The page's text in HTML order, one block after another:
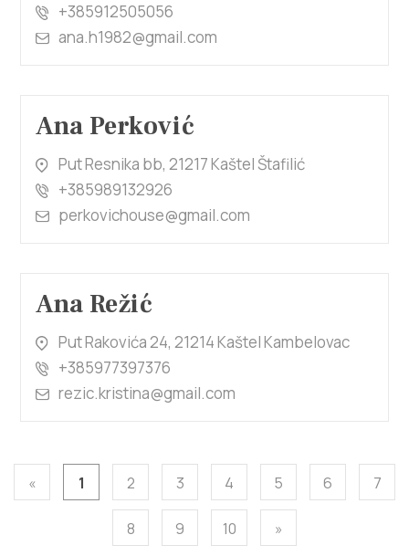
+385912505056
ana.h1982@gmail.com
Ana Perković
Put Resnika bb, 21217 Kaštel Štafilić
+385989132926
perkovichouse@gmail.com
Ana Režić
Put Rakovića 24, 21214 Kaštel Kambelovac
+385977397376
rezic.kristina@gmail.com
« 1 2 3 4 5 6 7
8 9 10 »